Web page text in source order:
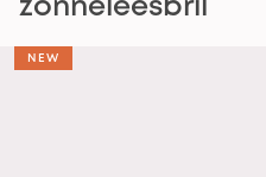
zonneleesbril
NEW